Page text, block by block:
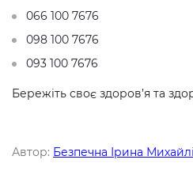
066 100 7676
098 100 7676
093 100 7676
Бережіть своє здоров’я та
Автор: Безпечна Ірина